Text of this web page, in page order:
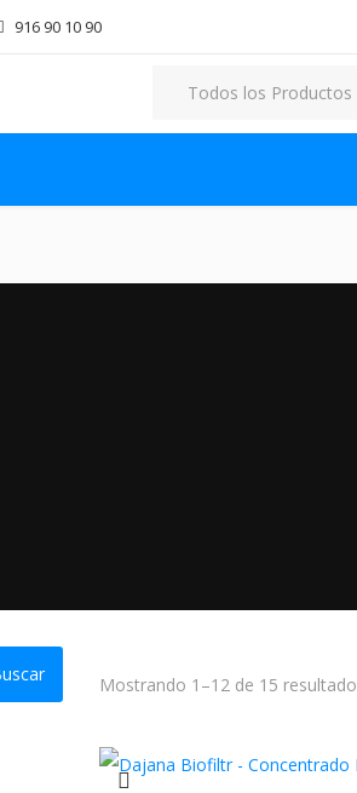
916 90 10 90
Mostrando 1–12 de 15